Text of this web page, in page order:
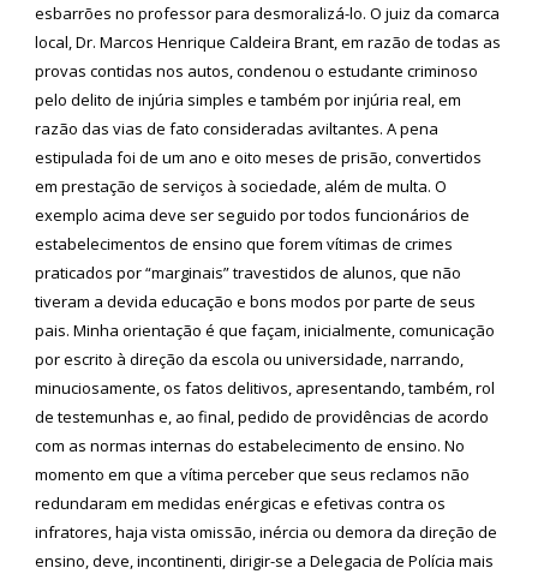
esbarrões no professor para desmoralizá-lo. O juiz da comarca
local, Dr. Marcos Henrique Caldeira Brant, em razão de todas as
provas contidas nos autos, condenou o estudante criminoso
pelo delito de injúria simples e também por injúria real, em
razão das vias de fato consideradas aviltantes. A pena
estipulada foi de um ano e oito meses de prisão, convertidos
em prestação de serviços à sociedade, além de multa. O
exemplo acima deve ser seguido por todos funcionários de
estabelecimentos de ensino que forem vítimas de crimes
praticados por “marginais” travestidos de alunos, que não
tiveram a devida educação e bons modos por parte de seus
pais. Minha orientação é que façam, inicialmente, comunicação
por escrito à direção da escola ou universidade, narrando,
minuciosamente, os fatos delitivos, apresentando, também, rol
de testemunhas e, ao final, pedido de providências de acordo
com as normas internas do estabelecimento de ensino. No
momento em que a vítima perceber que seus reclamos não
redundaram em medidas enérgicas e efetivas contra os
infratores, haja vista omissão, inércia ou demora da direção de
ensino, deve, incontinenti, dirigir-se a Delegacia de Polícia mais